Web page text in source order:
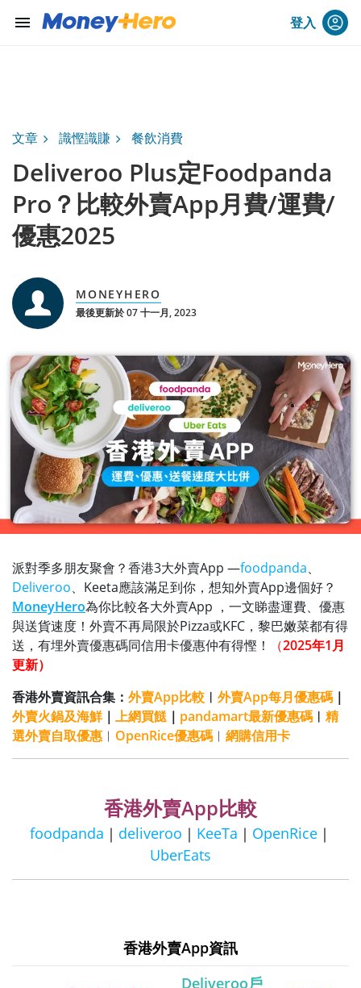
menu 登入
文章 識慳識賺 餐飲消費
Deliveroo Plus定Foodpanda
Pro？比較外賣App月費/運費/
優惠2025
MONEYHERO
最後更新於 07 十一月, 2023
派對季多朋友聚會？香港3大外賣App —foodpanda、
Deliveroo、Keeta應該滿足到你，想知外賣App邊個好？
MoneyHero為你比較各大外賣App ，一文睇盡運費、優惠
與送貨速度！外賣不再局限於Pizza或KFC，黎巴嫩菜都有得
送，有埋外賣優惠碼同信用卡優惠仲有得慳！
（2025年1月
更新）
香港外賣資訊合集： 外賣App比較 ︱ 外賣App每月優惠碼 ｜
外賣火鍋及海鮮｜ 上網買餸｜ pandamart最新優惠碼 ︱ 精
選外賣自取優惠 ︳ OpenRice優惠碼 ︳ 網購信用卡
香港外賣App比較
foodpanda ｜ deliveroo ｜ KeeTa ｜ OpenRice｜
UberEats
香港外賣App資訊
Deliveroo戶